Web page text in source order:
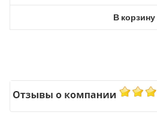
В корзину